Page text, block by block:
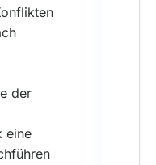
der
eine